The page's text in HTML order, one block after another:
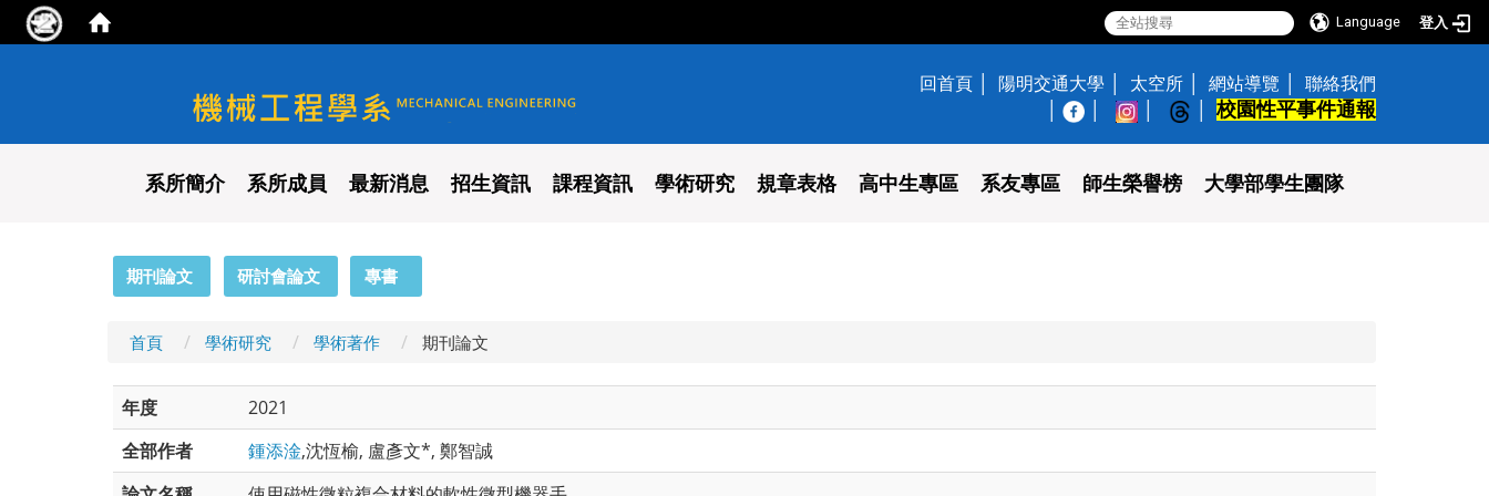
Language 登入
國立陽明交通大學 機械工程學系
回首頁 陽明交通大學 太空所 網站導覽
聯絡我們
校園性平事件通報
系所簡介 系所成員 最新消息 招生資訊 課程資訊 學術研究 規章表格 高中生專區 系友專區 師生榮譽榜 大學部學生團隊
期刊論文 研討會論文 專書
首頁 學術研究 學術著作 期刊論文
年度
2021
全部作者
鍾添淦,沈恆榆, 盧彥文*, 鄭智誠